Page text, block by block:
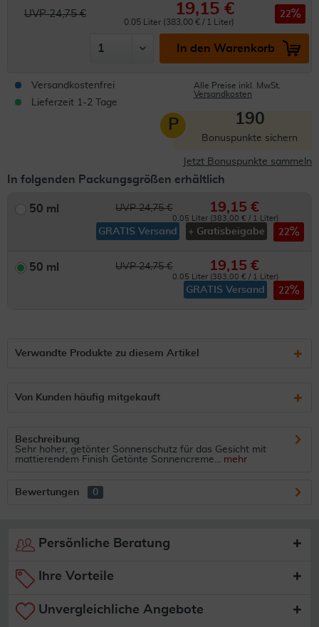
UVP 24,75 € 19,15 €
0.05 Liter (383,00 € / 1 Liter)
22
In den Warenkorb
Versandkostenfrei
Lieferzeit 1-2 Tage
Alle Preise inkl. MwSt.
Versandkosten
P 190
Bonuspunkte sichern
Jetzt Bonuspunkte sammeln
In folgenden Packungsgrößen erhältlich
50 ml UVP 24,75 € 19,15 €
0.05 Liter (383,00 € / 1 Liter)
GRATIS Versand + Gratisbeigabe 22
50 ml UVP 24,75 € 19,15 €
0.05 Liter (383,00 € / 1 Liter)
GRATIS Versand 22
Verwandte Produkte zu diesem Artikel
Von Kunden häufig mitgekauft
Beschreibung
Sehr hoher, getönter Sonnenschutz für das Gesicht mit
mattierendem Finish Getönte Sonnencreme... mehr
Bewertungen 0
Persönliche Beratung
Ihre Vorteile
Unvergleichliche Angebote